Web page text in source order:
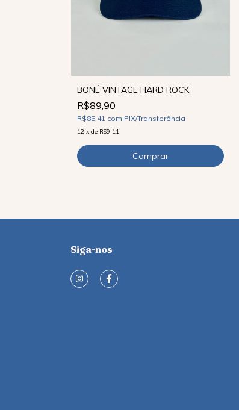
BONÉ VINTAGE HARD ROCK
R$89,90
R$85,41 com PIX/Transferência
12 x de R$9,11
Siga-nos